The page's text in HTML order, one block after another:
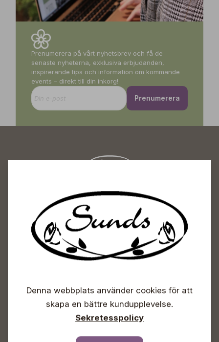
Prenumerera på vårt nyhetsbrev och få de
senaste nyheterna, exklusiva erbjudanden,
inspirerande tips och information om kommande
events – direkt till din inkorg!
Prenumerera
Sunds Trädgårdscenter
Öppet
Vardagar 09-18
Lördagar 09-16
Söndagar Självbetjäning
+358 50 388 9592
info(a)sunds.fi
Denna webbplats använder cookies för att
skapa en bättre kundupplevelse.
Sekretesspolicy